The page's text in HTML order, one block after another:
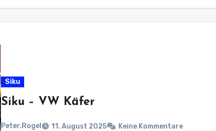
Siku
Siku – VW Käfer
Peter.Rogel 11. August 2025 Keine Kommentare